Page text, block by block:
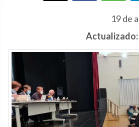
19 de
Actualizado: